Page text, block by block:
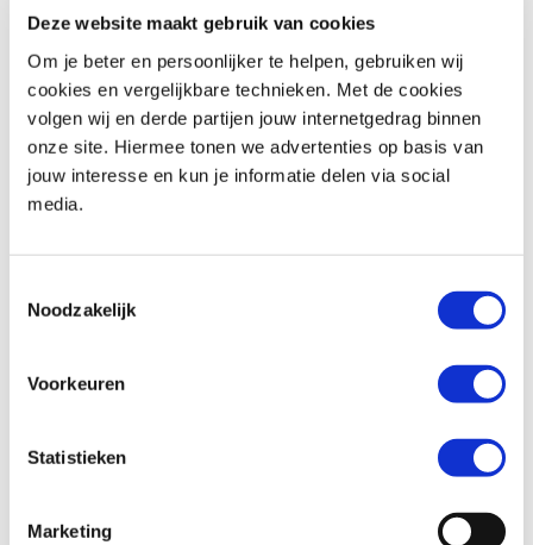
Deze website maakt gebruik van cookies
Om je beter en persoonlijker te helpen, gebruiken wij
cookies en vergelijkbare technieken. Met de cookies
volgen wij en derde partijen jouw internetgedrag binnen
onze site. Hiermee tonen we advertenties op basis van
jouw interesse en kun je informatie delen via social
media.
Noodzakelijk
Voorkeuren
Statistieken
Marketing
Honda CMX 500 REBEL
€ 6.290,-
Uit2020
TriumphStreet Triple R 675
€ 4.999,-